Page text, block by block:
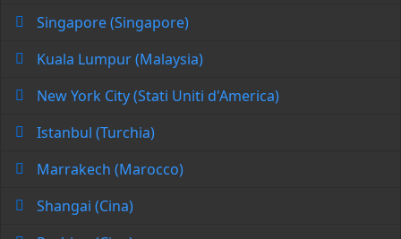
Singapore (Singapore)
Kuala Lumpur (Malaysia)
New York City (Stati Uniti d'America)
Istanbul (Turchia)
Marrakech (Marocco)
Shangai (Cina)